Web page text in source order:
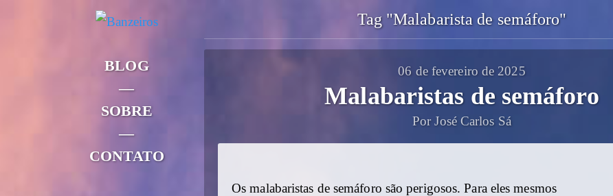
BLOG
—
SOBRE
—
CONTATO
Tag "Malabarista de semáforo"
06 de fevereiro de 2025
Malabaristas de semáforo
Por José Carlos Sá
Os malabaristas de semáforo são perigosos. Para eles mesmos